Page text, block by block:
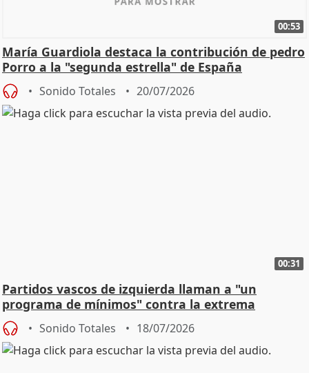
00:53
María Guardiola destaca la contribución de pedro
Porro a la "segunda estrella" de España
Sonido Totales 20/07/2026
00:31
Partidos vascos de izquierda llaman a "un
programa de mínimos" contra la extrema
derecha
Sonido Totales 18/07/2026